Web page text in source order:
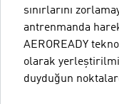
sınırlarını
antrenmanda
AEROREADY
olarak
duyduğun